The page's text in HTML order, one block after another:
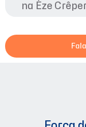
na Èze